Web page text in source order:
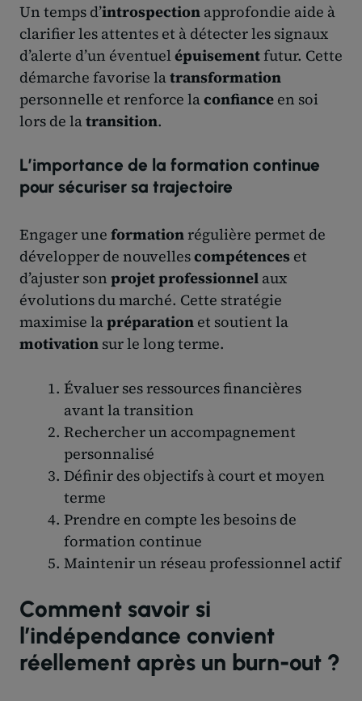
Un temps d’introspection approfondie aide à
clarifier les attentes et à détecter les signaux
d’alerte d’un éventuelépuisementfutur. Cette
démarche favorise latransformation
personnelle et renforce laconfiance en soi
lors de latransition.
L’importance de la formation continue
pour sécuriser sa trajectoire
Engager une formationrégulière permet de
développer de nouvellescompétences et
d’ajuster son projet professionnel aux
évolutions du marché. Cette stratégie
maximise lapréparation et soutient la
motivation sur le long terme.
Évaluer ses ressources financières
avant la transition
Rechercher un accompagnement
personnalisé
Définir des objectifs à court et moyen
terme
Prendre en compte les besoins de
formation continue
Maintenir un réseau professionnel actif
Comment savoir si
l’indépendance convient
réellement après un burn-out ?